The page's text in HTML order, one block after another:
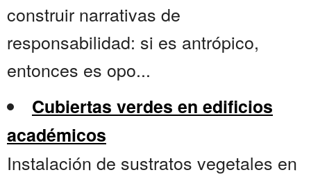
construir narrativas de
responsabilidad: si es antrópico,
entonces es opo...
Cubiertas verdes en edificios
académicos
Instalación de sustratos vegetales en